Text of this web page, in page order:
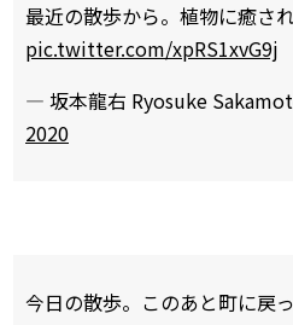
最近の散歩から。植物に癒さ
pic.twitter.com/xpRS1xvG9j
— 坂本龍右 Ryosuke
2020
今日の散歩。このあと町に戻